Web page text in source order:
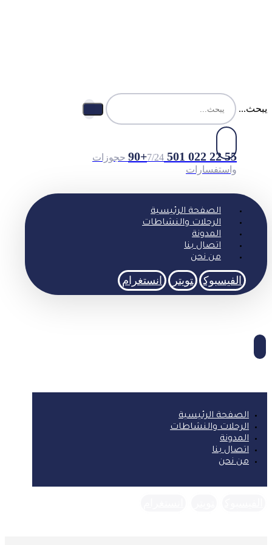
يبحث...
55 22 022 501 90+
7/24 حجوزات
واستفسارات
الصفحة الرئيسية
الرحلات والنشاطات
المدونة
اتصال بنا
من نحن
الفيسبوك تويتر انستغرام
الصفحة الرئيسية
الرحلات والنشاطات
المدونة
اتصال بنا
من نحن